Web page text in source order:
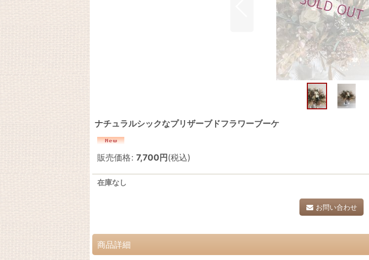
ナチュラルシックなプリザーブドフラワーブーケ
販売価格: 7,700円(税込)
在庫なし
お問い合わせ
商品詳細